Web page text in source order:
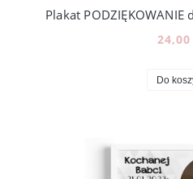
24,00
Do